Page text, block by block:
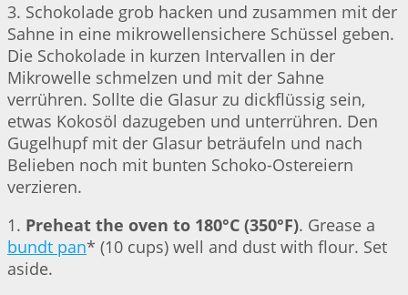
3. Schokolade grob hacken und zusammen mit der
Sahne in eine mikrowellensichere Schüssel geben.
Die Schokolade in kurzen Intervallen in der
Mikrowelle schmelzen und mit der Sahne
verrühren. Sollte die Glasur zu dickflüssig sein,
etwas Kokosöl dazugeben und unterrühren. Den
Gugelhupf mit der Glasur beträufeln und nach
Belieben noch mit bunten Schoko-Ostereiern
verzieren.
1. Preheat the oven to 180°C (350°F). Grease a
bundt pan* (10 cups) well and dust with flour. Set
aside.